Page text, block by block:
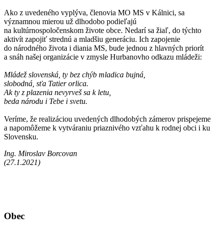
Ako z uvedeného vyplýva, členovia MO MS v Kálnici, sa
významnou mierou už dlhodobo podieľajú
na kultúrnospoločenskom živote obce. Nedarí sa žiaľ, do týchto
aktivít zapojiť strednú a mladšiu generáciu. Ich zapojenie
do národného života i diania MS, bude jednou z hlavných priorít
a snáh našej organizácie v zmysle Hurbanovho odkazu mládeži:
Mládež slovenská, ty bez chýb mladica bujná,
slobodná, sťa Tatier orlica.
Ak ty z plazenia nevyrveš sa k letu,
beda národu i Tebe i svetu.
Veríme, že realizáciou uvedených dlhodobých zámerov prispejeme
a napomôžeme k vytváraniu priaznivého vzťahu k rodnej obci i ku
Slovensku.
Ing. Miroslav Borcovan
(27.1.2021)
Obec